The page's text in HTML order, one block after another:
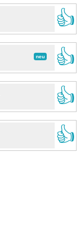
👍
neu
👍
👍
👍